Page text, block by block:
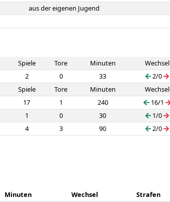
aus der eigenen Jugend
Spiele Tore Minuten Wechsel
2 0 33 2/0
Spiele Tore Minuten Wechsel
17 1 240 16/1
1 0 30 1/0
4 3 90 2/0
Minuten Wechsel Strafen